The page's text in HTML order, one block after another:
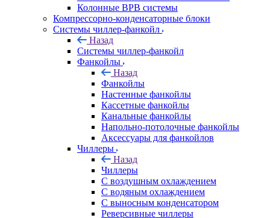
Колонные ВРВ системы
Компрессорно-конденсаторные блоки
Системы чиллер-фанкойл
Назад
Системы чиллер-фанкойл
Фанкойлы
Назад
Фанкойлы
Настенные фанкойлы
Кассетные фанкойлы
Канальные фанкойлы
Напольно-потолочные фанкойлы
Аксессуары для фанкойлов
Чиллеры
Назад
Чиллеры
С воздушным охлаждением
С водяным охлаждением
С выносным конденсатором
Реверсивные чиллеры